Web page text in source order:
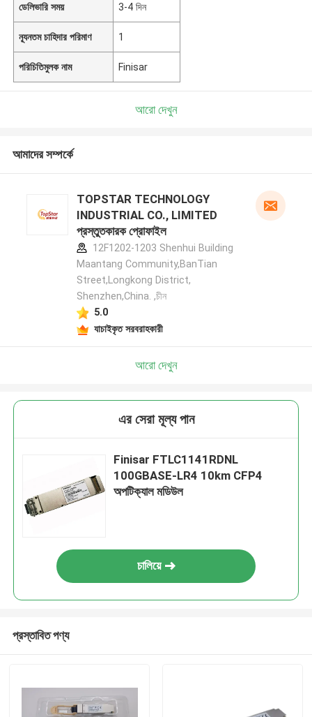
ডেলিভারি সময় 3-4 দিন
ন্যূনতম চাহিদার পরিমাণ 1
পরিচিতিমুলক নাম Finisar
আরো দেখুন
আমাদের সম্পর্কে
TOPSTAR TECHNOLOGY
INDUSTRIAL CO., LIMITED
প্রস্তুতকারক প্রোফাইল
12F1202-1203 Shenhui Building
Maantang Community,BanTian
Street,Longkong District,
Shenzhen,China. ,চীন
5.0
যাচাইকৃত সরবরাহকারী
আরো দেখুন
এর সেরা মূল্য পান
Finisar FTLC1141RDNL
100GBASE-LR4 10km CFP4
অপটিক্যাল মডিউল
চালিয়ে
প্রস্তাবিত পণ্য